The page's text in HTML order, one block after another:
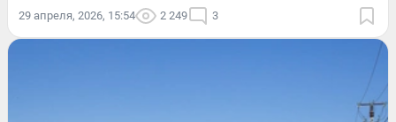
29 апреля, 2026, 15:54 2 249 3